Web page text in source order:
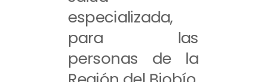
especializada,
para las
personas de la